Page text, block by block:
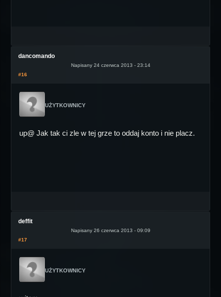
dancomando
Napisany 24 czerwca 2013 - 23:14
#16
UŻYTKOWNICY
up@ Jak tak ci zle w tej grze to oddaj konto i nie placz.
deffit
Napisany 26 czerwca 2013 - 09:09
#17
UŻYTKOWNICY